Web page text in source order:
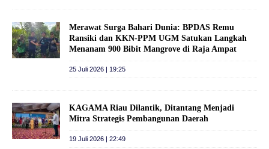
Merawat Surga Bahari Dunia: BPDAS Remu
Ransiki dan KKN-PPM UGM Satukan Langkah
Menanam 900 Bibit Mangrove di Raja Ampat
25 Juli 2026 | 19:25
KAGAMA Riau Dilantik, Ditantang Menjadi
Mitra Strategis Pembangunan Daerah
19 Juli 2026 | 22:49